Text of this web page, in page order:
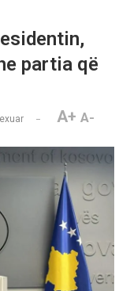
partia që
A+ A-